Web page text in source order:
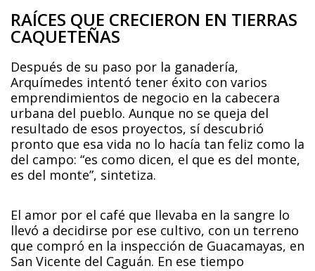
RAÍCES QUE CRECIERON EN TIERRAS
CAQUETEÑAS
Después de su paso por la ganadería,
Arquímedes intentó tener éxito con varios
emprendimientos de negocio en la cabecera
urbana del pueblo. Aunque no se queja del
resultado de esos proyectos, sí descubrió
pronto que esa vida no lo hacía tan feliz como la
del campo: “es como dicen, el que es del monte,
es del monte”, sintetiza.
El amor por el café que llevaba en la sangre lo
llevó a decidirse por ese cultivo, con un terreno
que compró en la inspección de Guacamayas, en
San Vicente del Caguán. En ese tiempo